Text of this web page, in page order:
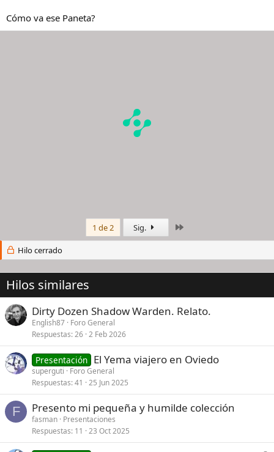
Cómo va ese Paneta?
1 de 2 Sig.
Hilo cerrado
Hilos similares
Dirty Dozen Shadow Warden. Relato.
English87 Foro General
Respuestas 26 2 Feb 2026
Presentación El Yema viajero en Oviedo
superguti
Foro General
Respuestas 41 25 Jun 2025
F Presento mi pequeña y humilde colección
fasman Presentaciones
Respuestas 11 23 Oct 2025